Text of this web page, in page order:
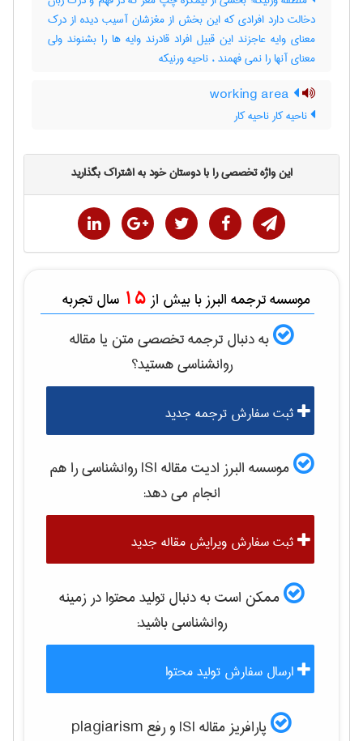
دخالت دارد افرادی که این بخش از مغزشان آسیب دیده از درک
معنای وایه عاجزند این قبیل افراد قادرند وایه ها را بشنوند ولی
معنای آنها را نمی فهمند ، ناحیه ورنیکه
ناحیه کار ناحیه کار
این واژه تخصصی را با دوستان خود به اشتراک بگذارید
موسسه ترجمه البرز با بیش از 15 سال تجربه
به دنبال ترجمه تخصصی متن یا مقاله
روانشناسیهستید؟
ثبت سفارش ترجمه جدید
موسسه البرز ادیت مقاله ISI روانشناسیرا هم
انجام می دهد:
ثبت سفارش ویرایش مقاله جدید
ممکن است به دنبال تولید محتوا در زمینه
روانشناسیباشید:
ارسال سفارش تولید محتوا
پارافریز مقاله ISI و رفع plagiarism